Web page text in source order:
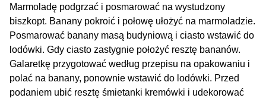
Marmoladę podgrzać i posmarować na wystudzony
biszkopt. Banany pokroić i połowę ułożyć na marmoladzie.
Posmarować banany masą budyniową i ciasto wstawić do
lodówki. Gdy ciasto zastygnie położyć resztę bananów.
Galaretkę przygotować według przepisu na opakowaniu i
polać na banany, ponownie wstawić do lodówki. Przed
podaniem ubić resztę śmietanki kremówki i udekorować